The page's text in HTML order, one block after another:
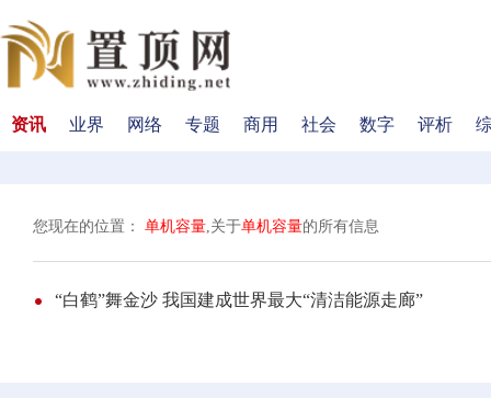
资讯 业界 网络 专题 商用 社会 数字 评析
您现在的位置： 单机容量,关于单机容量的所有信息
“白鹤”舞金沙 我国建成世界最大“清洁能源走廊”